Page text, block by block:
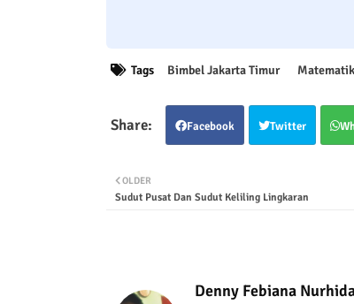
Tags Bimbel Jakarta Timur
Facebook Twitter
OLDER
Sudut Pusat Dan Sudut Keliling Lingkaran
Denny Febiana